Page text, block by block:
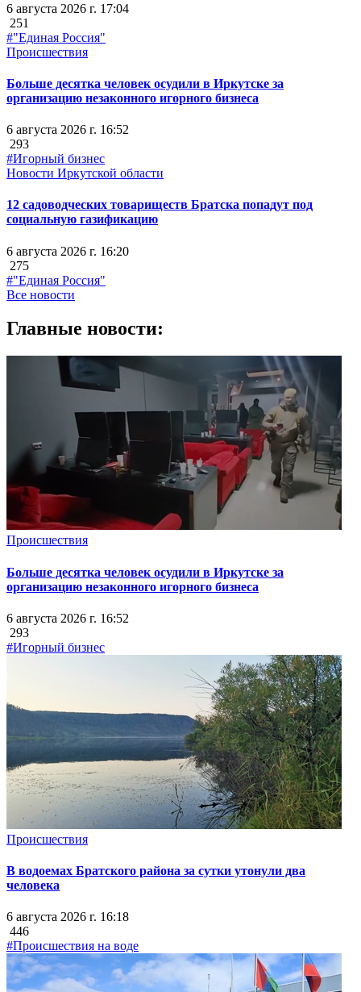
6 августа 2026 г. 17:04
251
#"Единая Россия"
Происшествия
Больше десятка человек осудили в Иркутске за
организацию незаконного игорного бизнеса
6 августа 2026 г. 16:52
293
#Игорный бизнес
Новости Иркутской области
12 садоводческих товариществ Братска попадут под
социальную газификацию
6 августа 2026 г. 16:20
275
#"Единая Россия"
Все новости
Главные новости:
Происшествия
Больше десятка человек осудили в Иркутске за
организацию незаконного игорного бизнеса
6 августа 2026 г. 16:52
293
#Игорный бизнес
Происшествия
В водоемах Братского района за сутки утонули два
человека
6 августа 2026 г. 16:18
446
#Происшествия на воде